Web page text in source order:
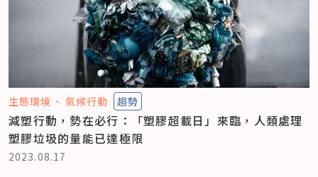
生態環境 氣候行動 趨勢
減塑行動，勢在必行：「塑膠超載日」來臨，人類處理
塑膠垃圾的量能已達極限
2023.08.17